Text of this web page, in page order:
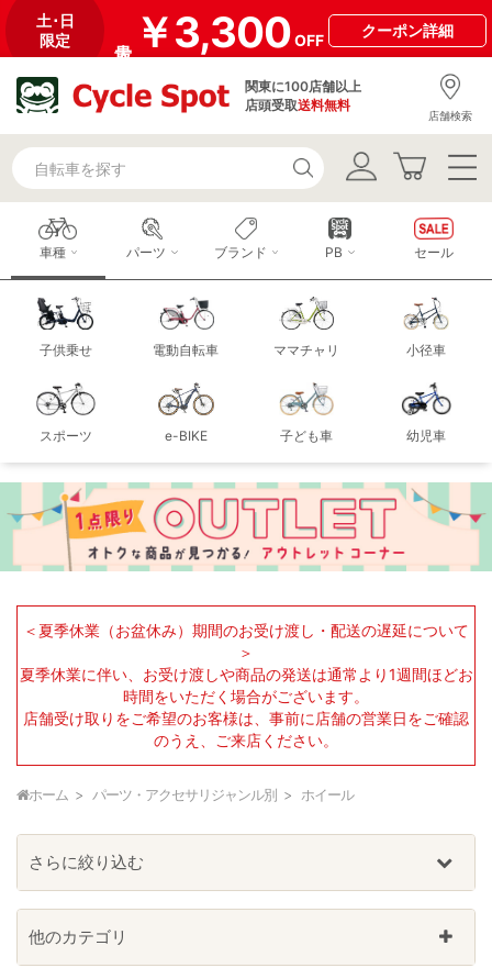
土･日
限定
￥3,300OFF
クーポン詳細
関東に100店舗以上
店頭受取送料無料
店舗検索
車種
子供乗せ 電動自転車 ママチャリ 小径車
スポーツ e-BIKE 子ども車 幼児車
パーツ ブランド PB セール
＜夏季休業（お盆休み）期間のお受け渡し・配送の遅延について
＞
夏季休業に伴い、お受け渡しや商品の発送は通常より1週間ほどお
時間をいただく場合がございます。
店舗受け取りをご希望のお客様は、事前に店舗の営業日をご確認
のうえ、ご来店ください。
ホーム パーツ・アクセサリジャンル別 ホイール
さらに絞り込む
他のカテゴリ